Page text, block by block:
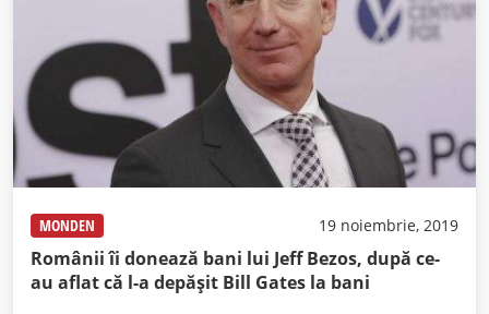
MONDEN 19 noiembrie, 2019
Românii îi donează bani lui Jeff Bezos, după ce-
au aflat că l-a depășit Bill Gates la bani